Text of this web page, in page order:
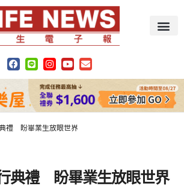
禮 盼畢業生放眼世界
典禮 盼畢業生放眼世界